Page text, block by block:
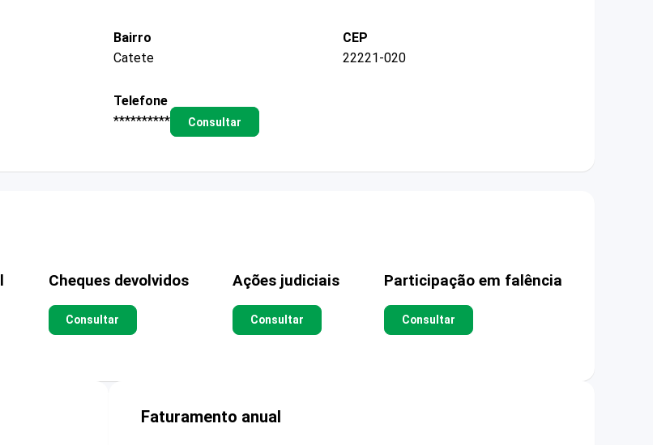
Bairro
Catete
CEP
22221-020
Telefone
**********
Consultar
Cheques devolvidos
Consultar
Ações judiciais
Consultar
Participação em falência
Consultar
Faturamento anual